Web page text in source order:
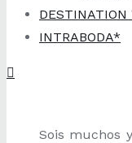
DESTINATION
INTRABODA*
Sois muchos